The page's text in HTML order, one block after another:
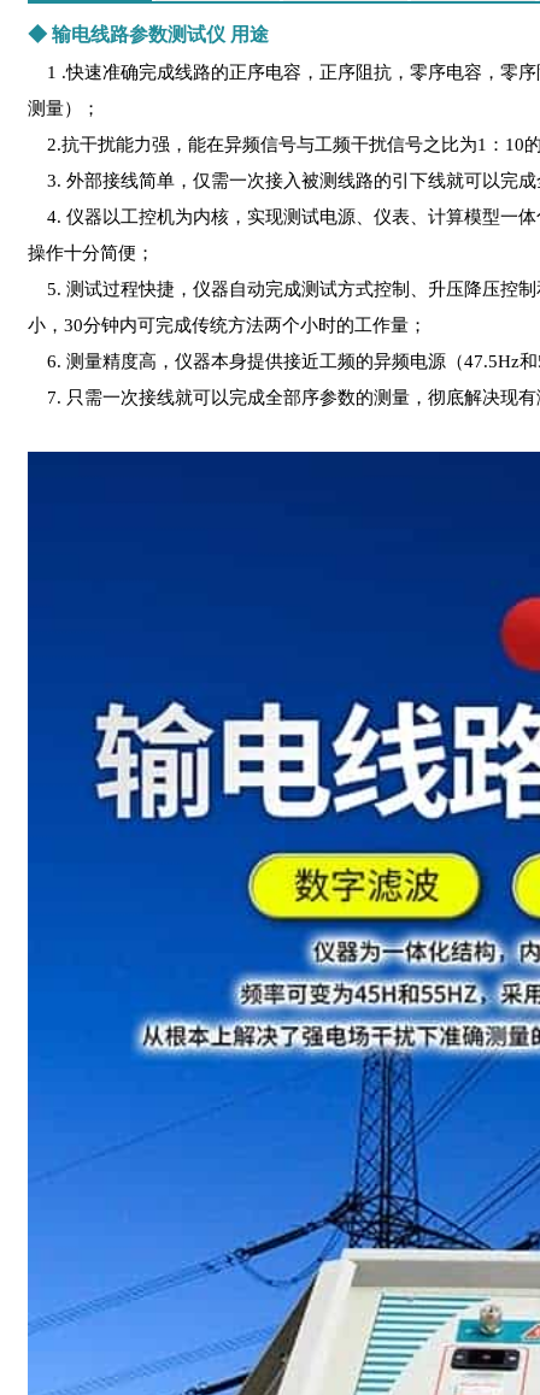
◆ 输电线路参数测试仪 用途
1 .快速准确完成线路的正序电容，正序阻抗，零序电容，零
测量）；
2.抗干扰能力强，能在异频信号与工频干扰信号之比为1：10
3. 外部接线简单，仅需一次接入被测线路的引下线就可以完
4. 仪器以工控机为内核，实现测试电源、仪表、计算模型一
操作十分简便；
5. 测试过程快捷，仪器自动完成测试方式控制、升压降压控
小，30分钟内可完成传统方法两个小时的工作量；
6. 测量精度高，仪器本身提供接近工频的异频电源（47.5Hz
7. 只需一次接线就可以完成全部序参数的测量，彻底解决现